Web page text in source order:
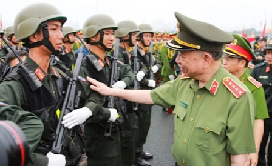
GIÁO DỤC
Y TẾ
KHOA HỌC - CÔNG NGHỆ
MÔI TRƯỜNG
BẠN ĐỌC
KIỂM CHỨNG THÔNG TIN